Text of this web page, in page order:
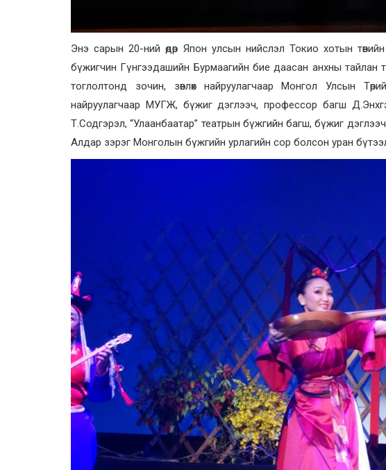
Энэ сарын 20-ний өдөр Япон улсын нийслэл Токио хотын
бүжигчин Гүнгээдашийн Бурмаагийн бие даасан анхны тайлан
тоглолтонд зочин, зөвлөх найруулагчаар Монгол Улсын
найруулагчаар МУГЖ, бүжиг дэглээч, профессор багш
Т.Содгэрэл, “Улаанбаатар” театрын бүжгийн багш, бүжиг
Алдар зэрэг Монголын бүжгийн урлагийн сор болсон уран